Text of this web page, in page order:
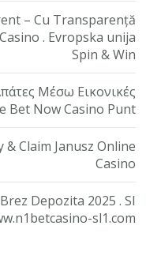
– Cu Transparență
. Evropska unija
Spin & Win
Μέσω Εικονικές
Bet Now Casino Punt
& Claim Janusz Online
Casino
Depozita 2025 . SI
sl1.com/